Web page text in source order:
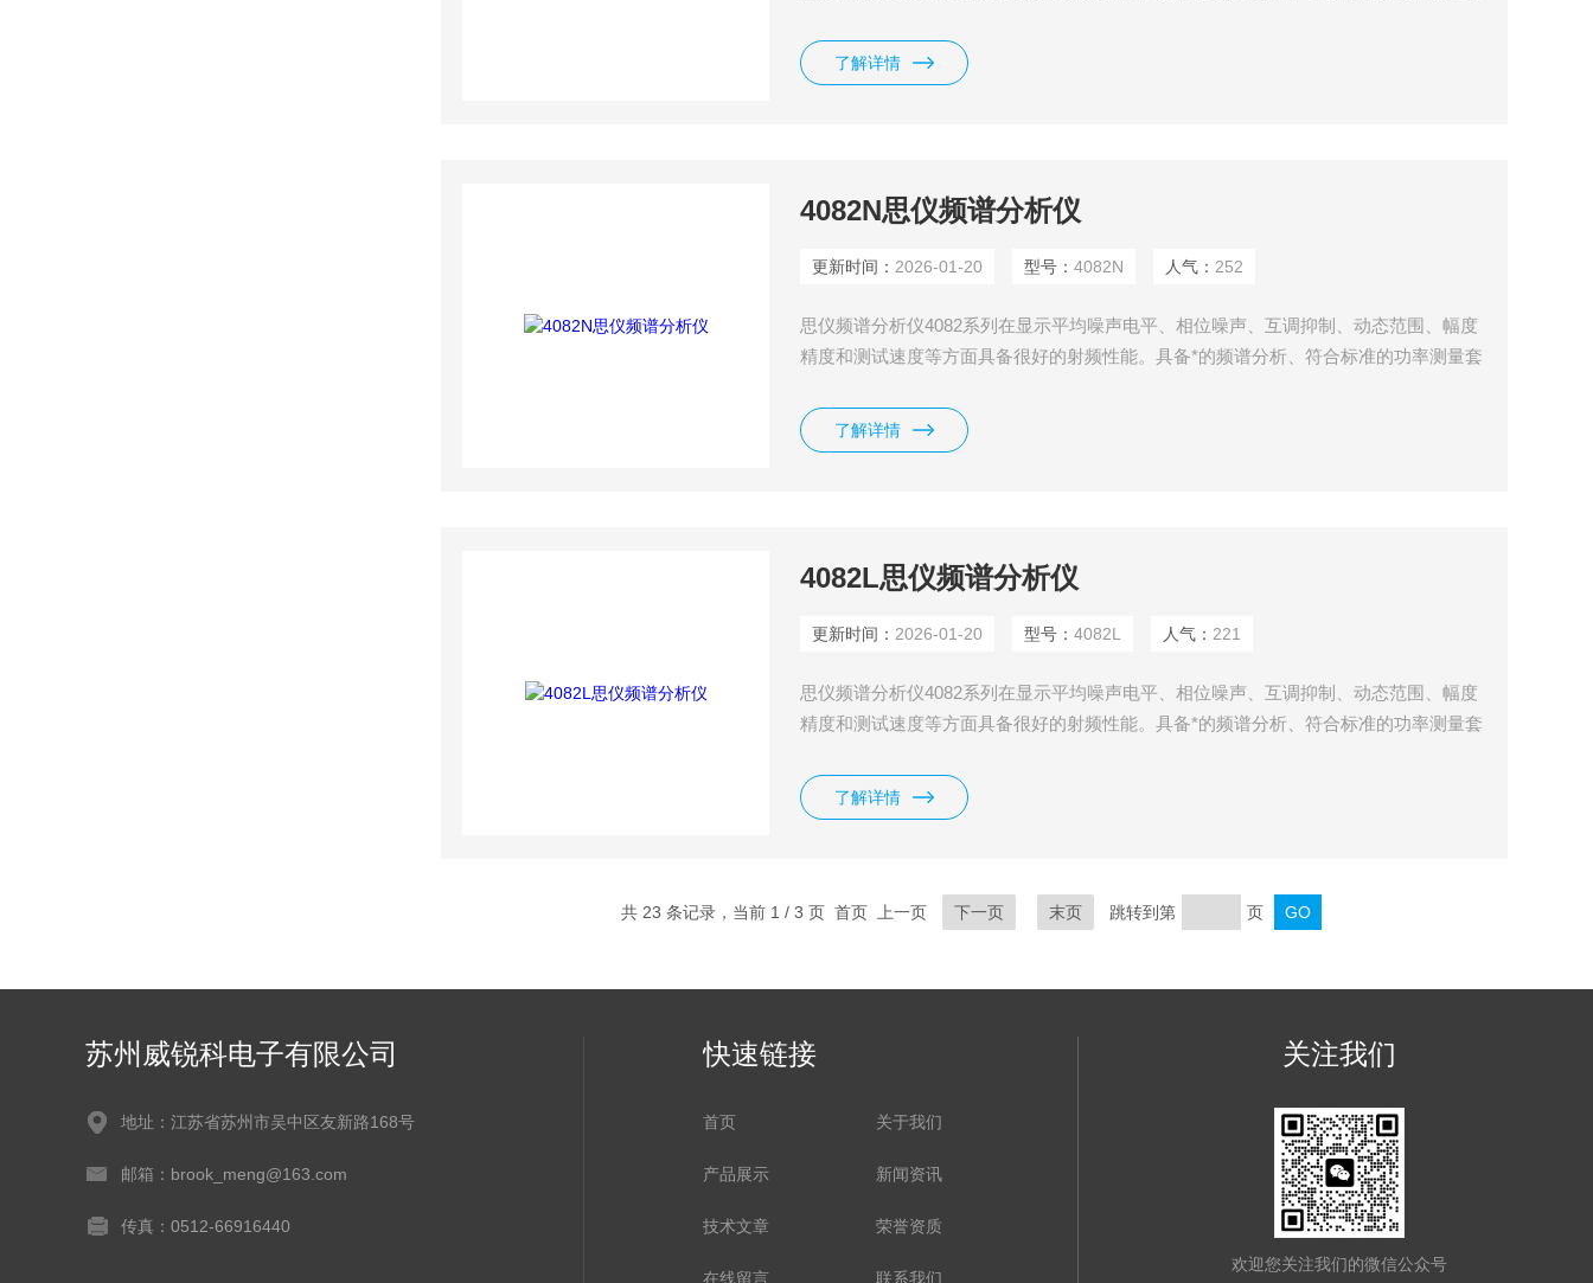
等多种测量功能。良好的扩展能力，可通过多种数字和模拟输出接口构建测试系统或进
行二次开发。高达4GHz的分析带宽，配合相应的软件分析选件，满足您在移动通信、
了解详情
4082N思仪频谱分析仪
更新时间： 2026-01-20 型号：4082N 人气： 252
思仪频谱分析仪4082系列在显示平均噪声电平、相位噪声、互调抑制、动态范围、幅度
精度和测试速度等方面具备很好的射频性能。具备*的频谱分析、符合标准的功率测量套
等多种测量功能。良好的扩展能力，可通过多种数字和模拟输出接口构建测试系统或进
行二次开发。高达4GHz的分析带宽，配合相应的软件分析选件，满足您在移动通信、
了解详情
4082L思仪频谱分析仪
更新时间： 2026-01-20 型号：4082L 人气： 221
思仪频谱分析仪4082系列在显示平均噪声电平、相位噪声、互调抑制、动态范围、幅度
精度和测试速度等方面具备很好的射频性能。具备*的频谱分析、符合标准的功率测量套
等多种测量功能。良好的扩展能力，可通过多种数字和模拟输出接口构建测试系统或进
行二次开发。高达4GHz的分析带宽，配合相应的软件分析选件，满足您在移动通信、
了解详情
共 23 条记录，当前 1 / 3 页 首页 上一页 下一页 末页 跳转到第 页
苏州威锐科电子有限公司
地址：江苏省苏州市吴中区友新路168号
邮箱：brook_meng@163.com
传真：0512-66916440
快速链接
首页 关于我们
产品展示 新闻资讯
技术文章 荣誉资质
在线留言 联系我们
关注我们
欢迎您关注我们的微信公众号